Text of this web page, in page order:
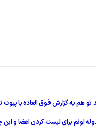
تو هم يه گزارش فوق العاده
اونم براي ليست كردن اعضا و اين